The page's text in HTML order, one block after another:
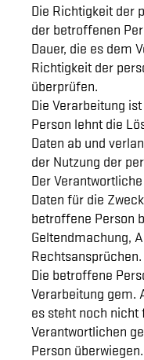
Die Richtigkeit der
der betroffenen
Dauer, die es dem
Richtigkeit der
überprüfen.
Die Verarbeitung
Person lehnt die
Daten ab und
der Nutzung der
Der
Daten für die
betroffene Person
Geltendmachung,
Rechtsansprüchen.
Die betroffene
Verarbeitung gem.
es steht noch nicht
Verantwortlichen
Person überwiegen.